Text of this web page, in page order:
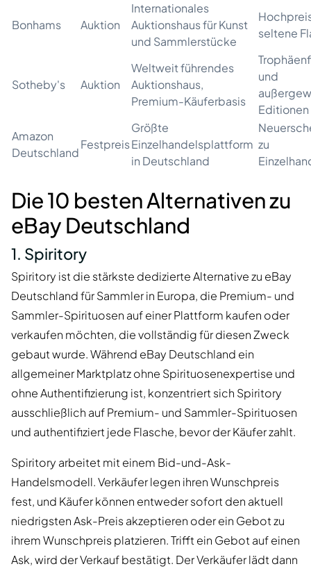
Bonhams Auktion
Internationales
Auktionshaus für Kunst
und Sammlerstücke
seltene
Sotheby's Auktion
Weltweit führendes
Auktionshaus,
Premium-Käuferbasis
und
Editionen
Amazon
Deutschland
Festpreis
Größte
Einzelhandelsplattform
in Deutschland
zu
Die 10 besten Alternativen zu
eBay Deutschland
1. Spiritory
Spiritory ist die stärkste dedizierte Alternative zu eBay
Deutschland für Sammler in Europa, die Premium- und
Sammler-Spirituosen auf einer Plattform kaufen oder
verkaufen möchten, die vollständig für diesen Zweck
gebaut wurde. Während eBay Deutschland ein
allgemeiner Marktplatz ohne Spirituosenexpertise und
ohne Authentifizierung ist, konzentriert sich Spiritory
ausschließlich auf Premium- und Sammler-Spirituosen
und authentifiziert jede Flasche, bevor der Käufer zahlt.
Spiritory arbeitet mit einem Bid-und-Ask-
Handelsmodell. Verkäufer legen ihren Wunschpreis
fest, und Käufer können entweder sofort den aktuell
niedrigsten Ask-Preis akzeptieren oder ein Gebot zu
ihrem Wunschpreis platzieren. Trifft ein Gebot auf einen
Ask, wird der Verkauf bestätigt. Der Verkäufer lädt dann